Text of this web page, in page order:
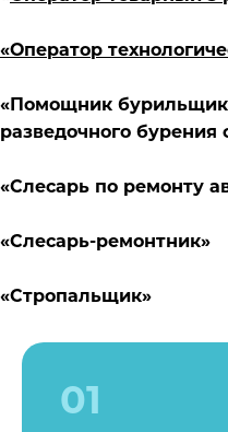
«Оператор
«Помощник
разведочного
«Слесарь по ремонту
«Слесарь-ремонтник»
«Стропальщик»
01